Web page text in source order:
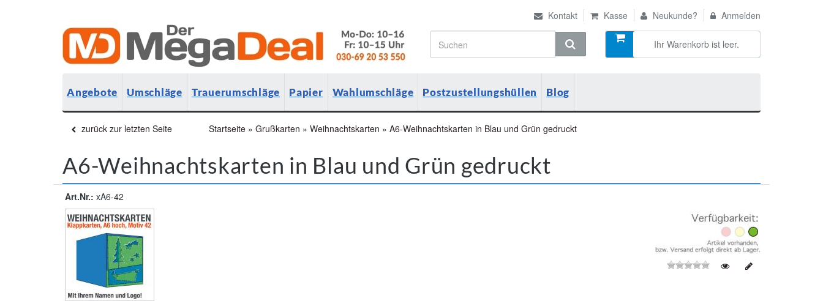
Kontakt Kasse Neukunde? Anmelden
Ihr Warenkorb ist leer.
Angebote Umschläge Trauerumschläge Papier Wahlumschläge Postzustellungshüllen Blog
zurück zur letzten Seite Startseite » Grußkarten » Weihnachtskarten » A6-Weihnachtskarten in Blau und Grün gedruckt
A6-Weihnachtskarten in Blau und Grün gedruckt
Art.Nr.: xA6-42